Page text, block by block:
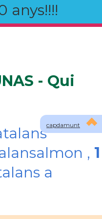
anys!!!!
capdamunt
- Qui
, 1
a